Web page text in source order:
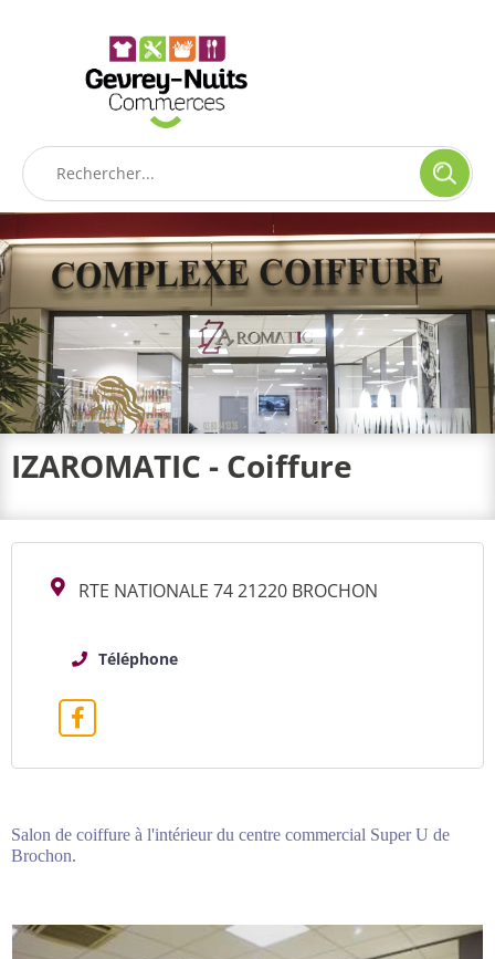
IZAROMATIC - Coiffure
RTE NATIONALE 74 21220 BROCHON
Téléphone
Salon de coiffure à l'intérieur du centre commercial Super U de
Brochon.